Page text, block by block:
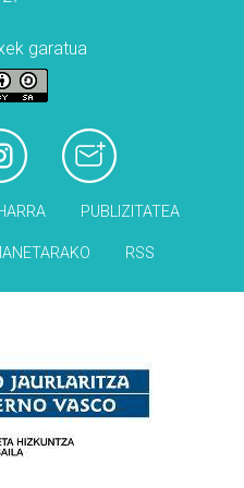
garatua
PUBLIZITATEA
RSS